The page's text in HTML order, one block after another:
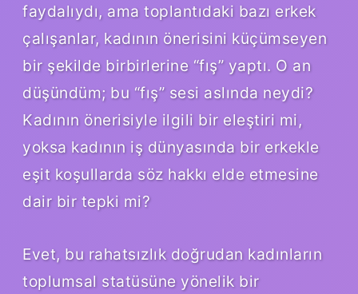
faydalıydı, ama toplantıdaki bazı erkek
çalışanlar, kadının önerisini küçümseyen
bir şekilde birbirlerine “fış” yaptı. O an
düşündüm; bu “fış” sesi aslında neydi?
Kadının önerisiyle ilgili bir eleştiri mi,
yoksa kadının iş dünyasında bir erkekle
eşit koşullarda söz hakkı elde etmesine
dair bir tepki mi?
Evet, bu rahatsızlık doğrudan kadınların
toplumsal statüsüne yönelik bir